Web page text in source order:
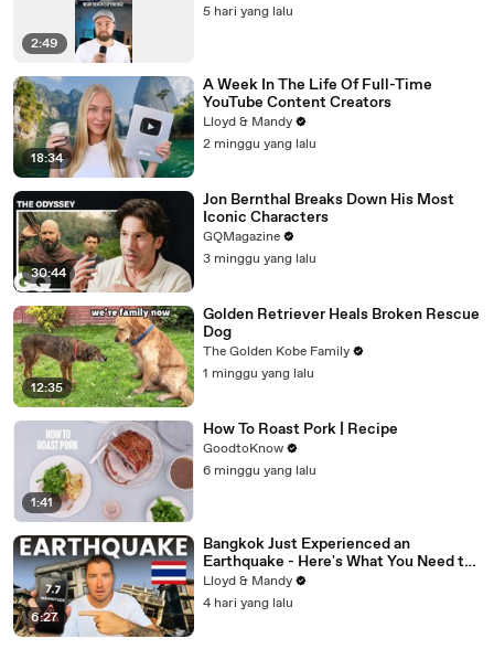
2:49
5 hari yang lalu
18:34
A Week In The Life Of Full-Time
YouTube Content Creators
Lloyd & Mandy
2 minggu yang lalu
30:44
Jon Bernthal Breaks Down His Most
Iconic Characters
GQMagazine
3 minggu yang lalu
12:35
Golden Retriever Heals Broken Rescue
Dog
The Golden Kobe Family
1 minggu yang lalu
1:41
How To Roast Pork | Recipe
GoodtoKnow
6 minggu yang lalu
6:27
Bangkok Just Experienced an
Earthquake - Here's What You Need to
Know
Lloyd & Mandy
4 hari yang lalu